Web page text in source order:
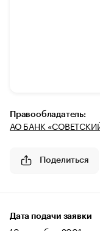
Правообладатель:
АО БАНК
Поделиться
Дата подачи заявки